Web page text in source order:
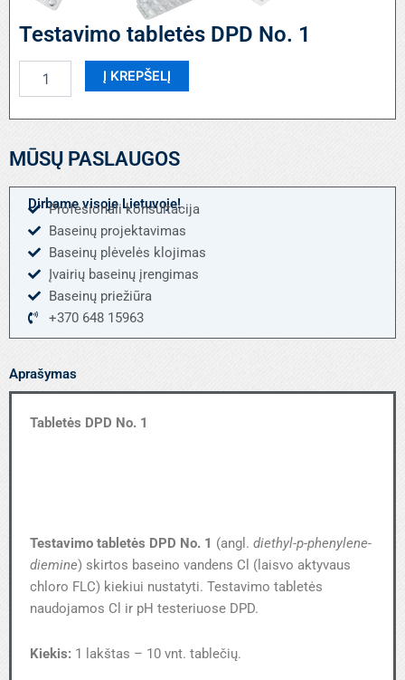
Testavimo tabletės DPD No. 1
kiekis:
tabletės
No.
Į KREPŠELĮ
MŪSŲ PASLAUGOS
Dirbame visoje Lietuvoje!
Profesionali konsultacija
Baseinų projektavimas
Baseinų plėvelės klojimas
Įvairių baseinų įrengimas
Baseinų priežiūra
+370 648 15963
Aprašymas
Tabletės DPD No. 1
Testavimo tabletės DPD No. 1 (angl. diethyl-p-phenylene-
diemine) skirtos baseino vandens Cl (laisvo aktyvaus
chloro FLC) kiekiui nustatyti. Testavimo tabletės
naudojamos Cl ir pH testeriuose DPD.
Kiekis: 1 lakštas – 10 vnt. tablečių.